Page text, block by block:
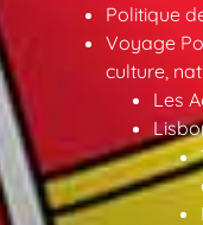
Politique
Voyage
culture,
Les